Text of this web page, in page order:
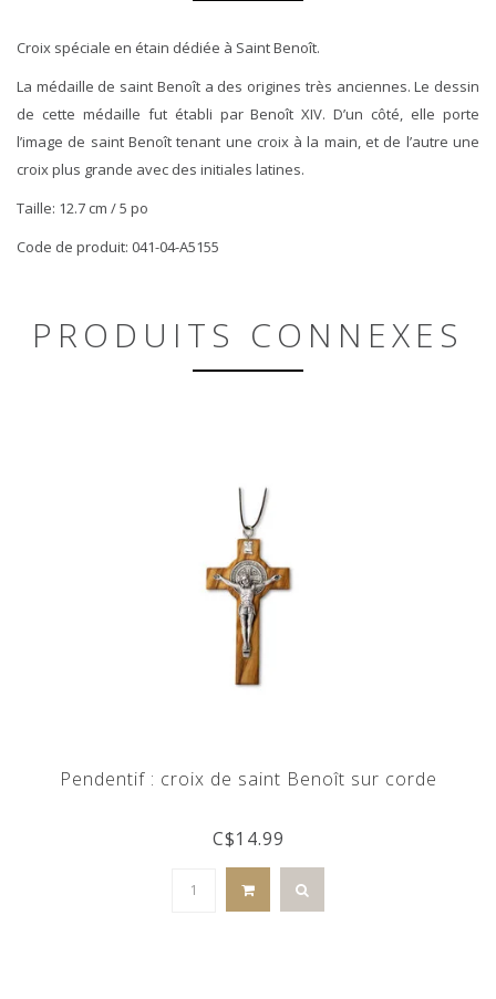
Croix spéciale en étain dédiée à Saint Benoît.
La médaille de saint Benoît a des origines très anciennes. Le dessin
de cette médaille fut établi par Benoît XIV. D’un côté, elle porte
l’image de saint Benoît tenant une croix à la main, et de l’autre une
croix plus grande avec des initiales latines.
Taille: 12.7 cm / 5 po
Code de produit: 041-04-A5155
PRODUITS CONNEXES
Pendentif : croix de saint Benoît sur corde
C$14.99